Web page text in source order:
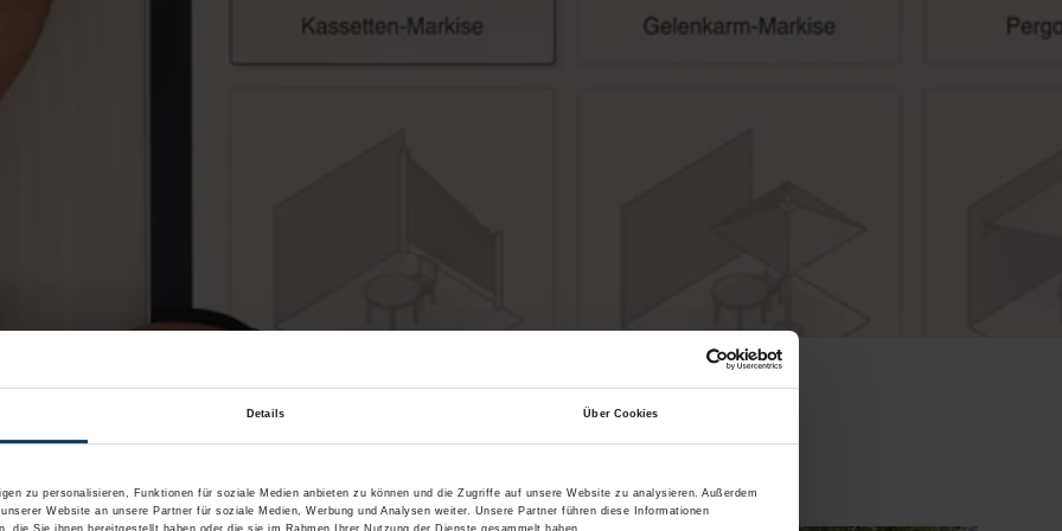
Details Über Cookies
zu personalisieren, Funktionen für soziale Medien anbieten zu können und die Zugriffe auf unsere Website zu analysieren. Außerdem
Website an unsere Partner für soziale Medien, Werbung und Analysen weiter. Unsere Partner führen diese Informationen
die Sie ihnen bereitgestellt haben oder die sie im Rahmen Ihrer Nutzung der Dienste gesammelt haben.
im Bereich Markisen